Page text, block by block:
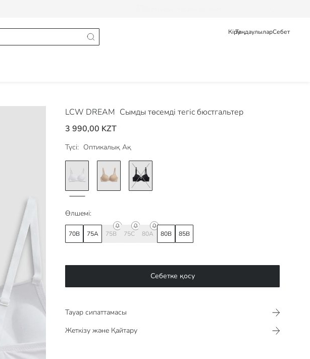
КіруТаңдаулыларСебет
LCW DREAM Сымды төсемді тегіс бюстгальтер
3 990,00 KZT
Түсі: Оптикалық Ақ
Өлшемі:
70B 75A 75B 75C 80A 80B 85B
Себетке қосу
Тауар сипаттамасы​​​​​
Жеткізу және Қайтару